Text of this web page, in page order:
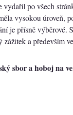
vydařil po všech
vysokou úroveň,
je přísně výběrové.
a především
sbor a hoboj na